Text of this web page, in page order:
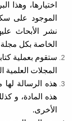
اختيارها، وهذا
الموجود على
نشر الأبحاث
الخاصة بكل
ستقوم بعملية
المجلات العلمية
هذه الرسالة
هذه المادة، و
الأخرى.